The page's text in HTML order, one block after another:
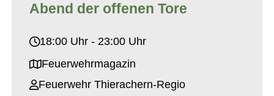
Abend der offenen Tore
18:00 Uhr - 23:00 Uhr
Feuerwehrmagazin
Feuerwehr Thierachern-Regio